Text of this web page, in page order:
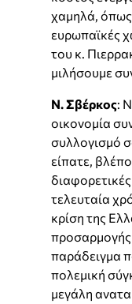
χαμηλά,
ευρωπαϊκές
του κ.
μιλήσουμε
Ν. Σβέρκος:
οικονομία
συλλογισμό
είπατε,
τελευταία
κρίση της
προσαρμογής
παράδειγμα
πολεμική
μεγάλη